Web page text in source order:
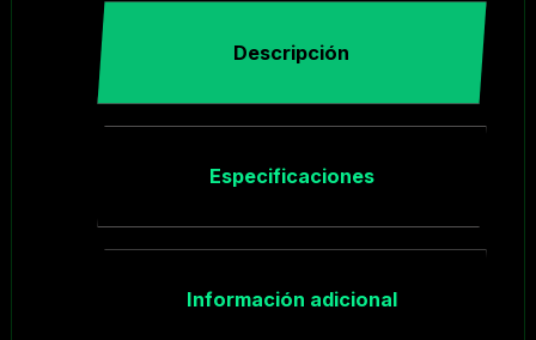
Descripción
Especificaciones
Información adicional